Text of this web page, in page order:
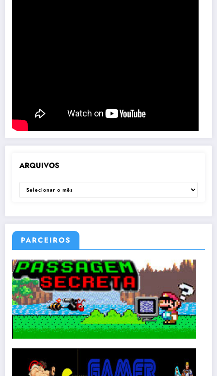
ARQUIVOS
ARQUIVOS
PARCEIROS